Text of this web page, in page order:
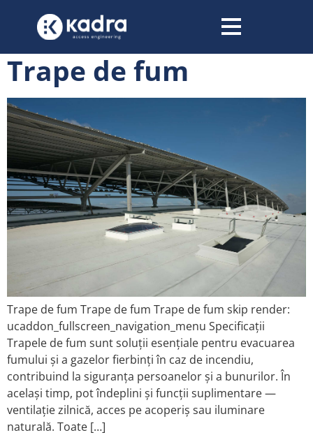
Trape de fum
Trape de fum Trape de fum Trape de fum skip render:
ucaddon_fullscreen_navigation_menu Specificații
Trapele de fum sunt soluții esențiale pentru evacuarea
fumului și a gazelor fierbinți în caz de incendiu,
contribuind la siguranța persoanelor și a bunurilor. În
același timp, pot îndeplini și funcții suplimentare —
ventilație zilnică, acces pe acoperiș sau iluminare
naturală. Toate […]